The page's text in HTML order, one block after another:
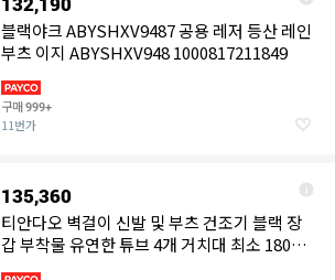
블랙야크 ABYSHXV9487 공용 레저 등산 레인
부츠 이지 ABYSHXV948 1000817211849
구매999+
11번가
135,360
티안다오 벽걸이 신발 및 부츠 건조기 블랙 장
갑 부착물 유연한 튜브 4개 거치대 최소 180분